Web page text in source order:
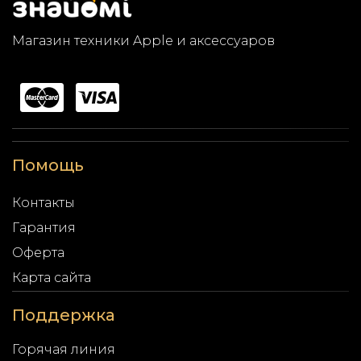
Магазин техники Apple и аксессуаров
Помощь
Контакты
Гарантия
Оферта
Карта сайта
Поддержка
Горячая линия